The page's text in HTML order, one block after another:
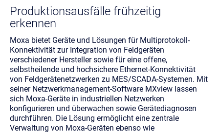
Produktionsausfälle frühzeitig
erkennen
Moxa bietet Geräte und Lösungen für Multiprotokoll-
Konnektivität zur Integration von Feldgeräten
verschiedener Hersteller sowie für eine offene,
selbstheilende und hochsichere Ethernet-Konnektivität
von Feldgerätenetzwerken zu MES/SCADA-Systemen. Mit
seiner Netzwerkmanagement-Software MXview lassen
sich Moxa-Geräte in industriellen Netzwerken
konfigurieren und überwachen sowie Gerätediagnosen
durchführen. Die Lösung ermöglicht eine zentrale
Verwaltung von Moxa-Geräten ebenso wie